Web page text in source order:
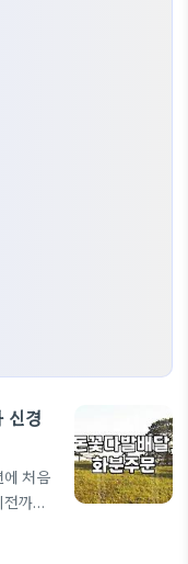
신경
처음
까지
번에